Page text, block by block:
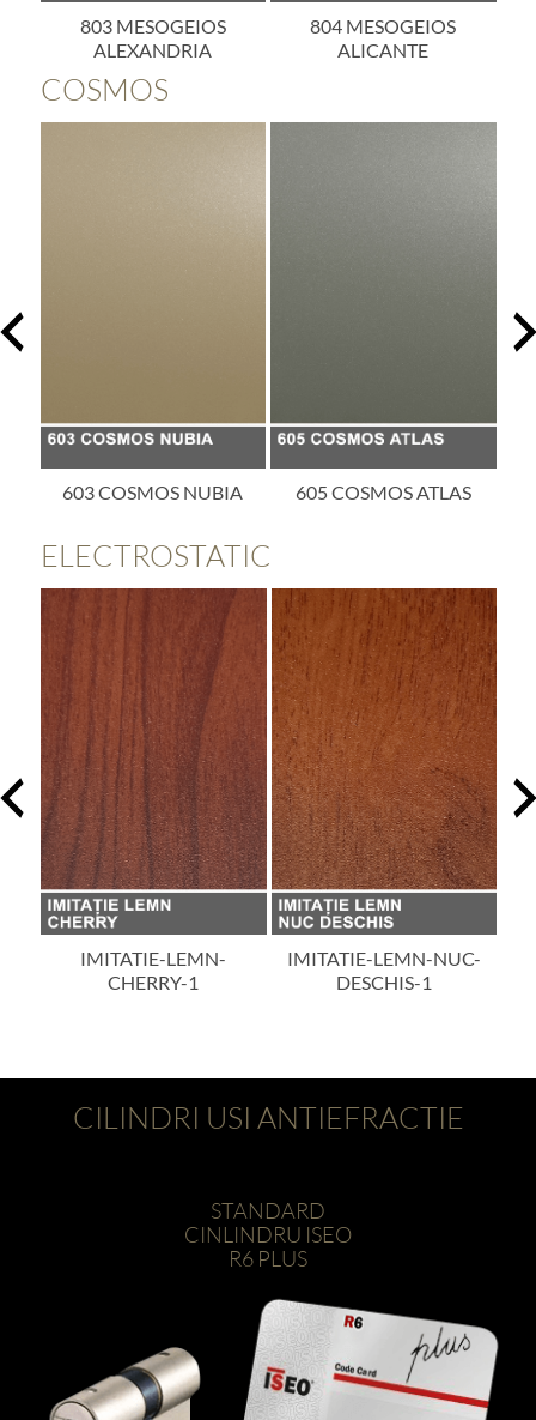
803 MESOGEIOS
ALEXANDRIA
804 MESOGEIOS
ALICANTE
COSMOS
603 COSMOS NUBIA 605 COSMOS ATLAS
ELECTROSTATIC
IMITATIE-LEMN-
CHERRY-1
IMITATIE-LEMN-NUC-
DESCHIS-1
CILINDRI USI ANTIEFRACTIE
STANDARD
CINLINDRU ISEO
R6 PLUS